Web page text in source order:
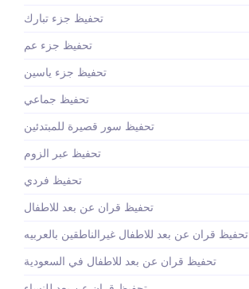
تحفيظ جزء تبارك
تحفيظ جزء عم
تحفيظ جزء ياسين
تحفيظ جماعي
تحفيظ سور قصيرة للمبتدئين
تحفيظ عبر الزوم
تحفيظ فردي
تحفيظ قران عن بعد للاطفال
تحفيظ قران عن بعد للاطفال غيرالناطقين بالعربيه
تحفيظ قران عن بعد للاطفال في السعودية